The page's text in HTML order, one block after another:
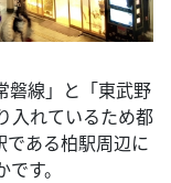
磐線」と「東武野
入れているため都
である柏駅周辺に
す。